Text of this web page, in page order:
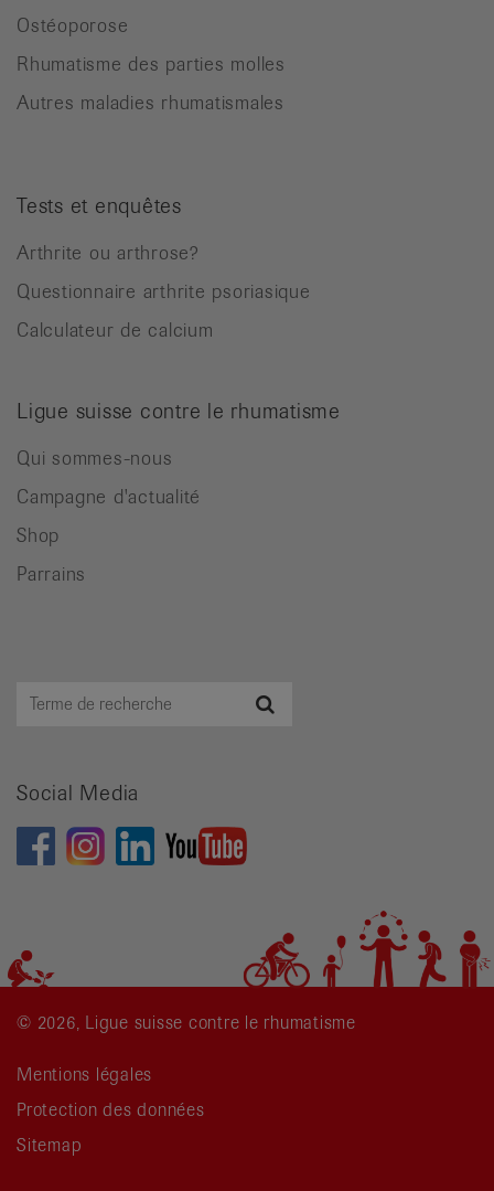
Ostéoporose
Rhumatisme des parties molles
Autres maladies rhumatismales
Tests et enquêtes
Arthrite ou arthrose?
Questionnaire arthrite psoriasique
Calculateur de calcium
Ligue suisse contre le rhumatisme
Qui sommes-nous
Campagne d'actualité
Shop
Parrains
Terme
Social Media
© 2026, Ligue suisse contre le rhumatisme
Mentions légales
Protection des données
Sitemap